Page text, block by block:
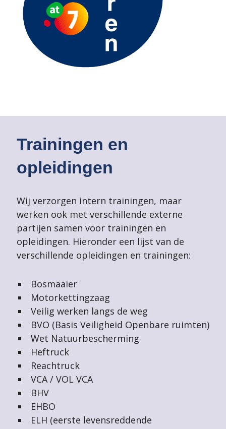
Trainingen en
opleidingen
Wij verzorgen intern trainingen, maar
werken ook met verschillende externe
partijen samen voor trainingen en
opleidingen. Hieronder een lijst van de
verschillende opleidingen en trainingen:
Bosmaaier
Motorkettingzaag
Veilig werken langs de weg
BVO (Basis Veiligheid Openbare ruimten)
Wet Natuurbescherming
Heftruck
Reachtruck
VCA / VOL VCA
BHV
EHBO
ELH (eerste levensreddende